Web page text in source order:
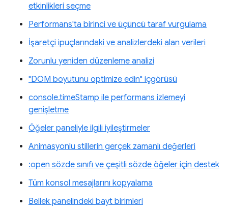
etkinlikleri seçme
Performans'ta birinci ve üçüncü taraf vurgulama
İşaretçi ipuçlarındaki ve analizlerdeki alan verileri
Zorunlu yeniden düzenleme analizi
"DOM boyutunu optimize edin" içgörüsü
console.timeStamp ile performans izlemeyi
genişletme
Öğeler paneliyle ilgili iyileştirmeler
Animasyonlu stillerin gerçek zamanlı değerleri
:open sözde sınıfı ve çeşitli sözde öğeler için destek
Tüm konsol mesajlarını kopyalama
Bellek panelindeki bayt birimleri